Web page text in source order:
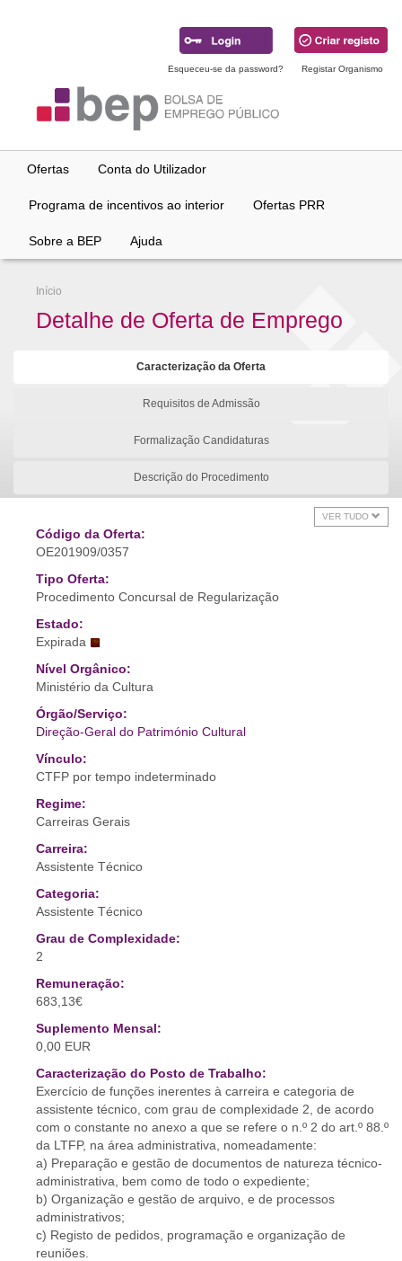
Esqueceu-se da password? Registar Organismo
Ofertas Conta do Utilizador
Programa de incentivos ao interior Ofertas PRR
Sobre a BEP Ajuda
Início
Detalhe de Oferta de Emprego
Caracterização da Oferta
Requisitos de Admissão
Formalização Candidaturas
Descrição do Procedimento
VER TUDO
Código da Oferta:
OE201909/0357
Tipo Oferta:
Procedimento Concursal de Regularização
Estado:
Expirada
Nível Orgânico:
Ministério da Cultura
Órgão/Serviço:
Direção-Geral do Património Cultural
Vínculo:
CTFP por tempo indeterminado
Regime:
Carreiras Gerais
Carreira:
Assistente Técnico
Categoria:
Assistente Técnico
Grau de Complexidade:
2
Remuneração:
683,13€
Suplemento Mensal:
0,00 EUR
Caracterização do Posto de Trabalho:
Exercício de funções inerentes à carreira e categoria de
assistente técnico, com grau de complexidade 2, de acordo
com o constante no anexo a que se refere o n.º 2 do art.º 88.º
da LTFP, na área administrativa, nomeadamente:
a) Preparação e gestão de documentos de natureza técnico-
administrativa, bem como de todo o expediente;
b) Organização e gestão de arquivo, e de processos
administrativos;
c) Registo de pedidos, programação e organização de
reuniões.